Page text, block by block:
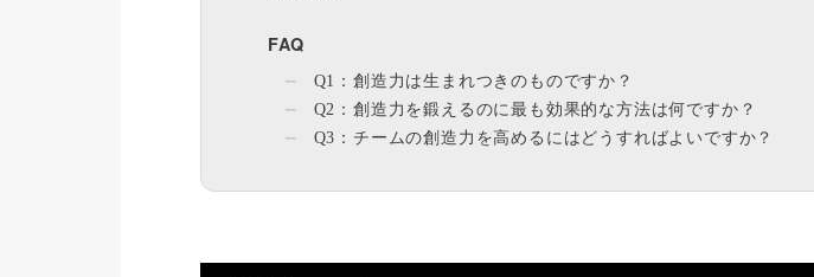
FAQ
Q1：創造力は生まれつきのものですか？
Q2：創造力を鍛えるのに最も効果的な方法は何ですか？
Q3：チームの創造力を高めるにはどうすればよいですか？